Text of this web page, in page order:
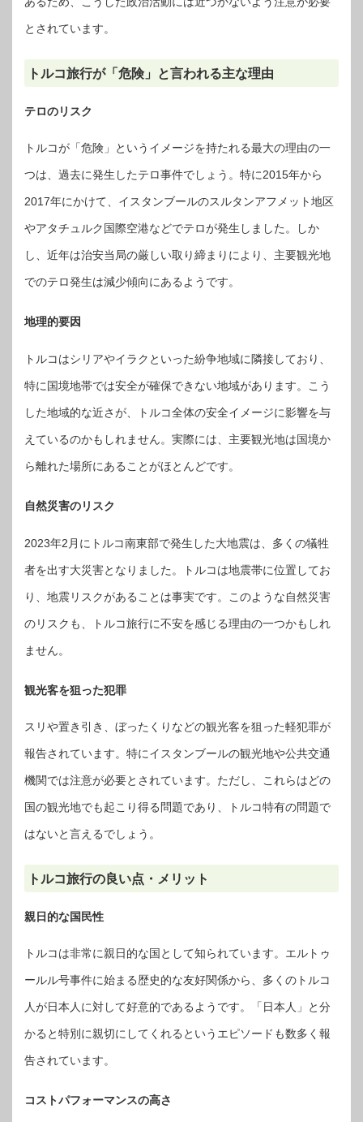
とされています。
トルコ旅行が「危険」と言われる主な理由
テロのリスク
トルコが「危険」というイメージを持たれる最大の理由の一
つは、過去に発生したテロ事件でしょう。特に2015年から
2017年にかけて、イスタンブールのスルタンアフメット地区
やアタチュルク国際空港などでテロが発生しました。しか
し、近年は治安当局の厳しい取り締まりにより、主要観光地
でのテロ発生は減少傾向にあるようです。
地理的要因
トルコはシリアやイラクといった紛争地域に隣接しており、
特に国境地帯では安全が確保できない地域があります。こう
した地域的な近さが、トルコ全体の安全イメージに影響を与
えているのかもしれません。実際には、主要観光地は国境か
ら離れた場所にあることがほとんどです。
自然災害のリスク
2023年2月にトルコ南東部で発生した大地震は、多くの犠牲
者を出す大災害となりました。トルコは地震帯に位置してお
り、地震リスクがあることは事実です。このような自然災害
のリスクも、トルコ旅行に不安を感じる理由の一つかもしれ
ません。
観光客を狙った犯罪
スリや置き引き、ぼったくりなどの観光客を狙った軽犯罪が
報告されています。特にイスタンブールの観光地や公共交通
機関では注意が必要とされています。ただし、これらはどの
国の観光地でも起こり得る問題であり、トルコ特有の問題で
はないと言えるでしょう。
トルコ旅行の良い点・メリット
親日的な国民性
トルコは非常に親日的な国として知られています。エルトゥ
ールル号事件に始まる歴史的な友好関係から、多くのトルコ
人が日本人に対して好意的であるようです。「日本人」と分
かると特別に親切にしてくれるというエピソードも数多く報
告されています。
コストパフォーマンスの高さ